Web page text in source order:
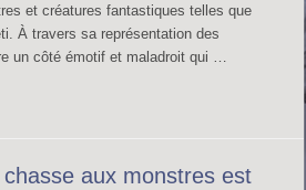
et créatures fantastiques telles que
À travers sa représentation des
un côté émotif et maladroit qui …
aux monstres est